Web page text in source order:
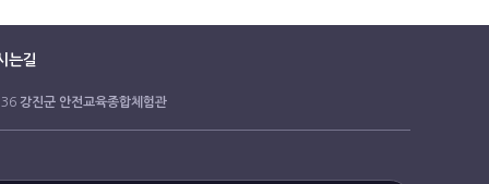
는길
36 강진군 안전교육종합체험관